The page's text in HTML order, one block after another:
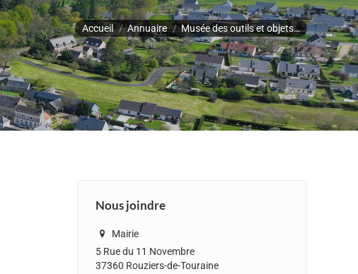
Vous êtes ici :
Accueil Annuaire Musée des outils et objets…
Nous joindre
Mairie
5 Rue du 11 Novembre
37360 Rouziers-de-Touraine